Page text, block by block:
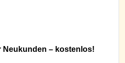
– kostenlos!